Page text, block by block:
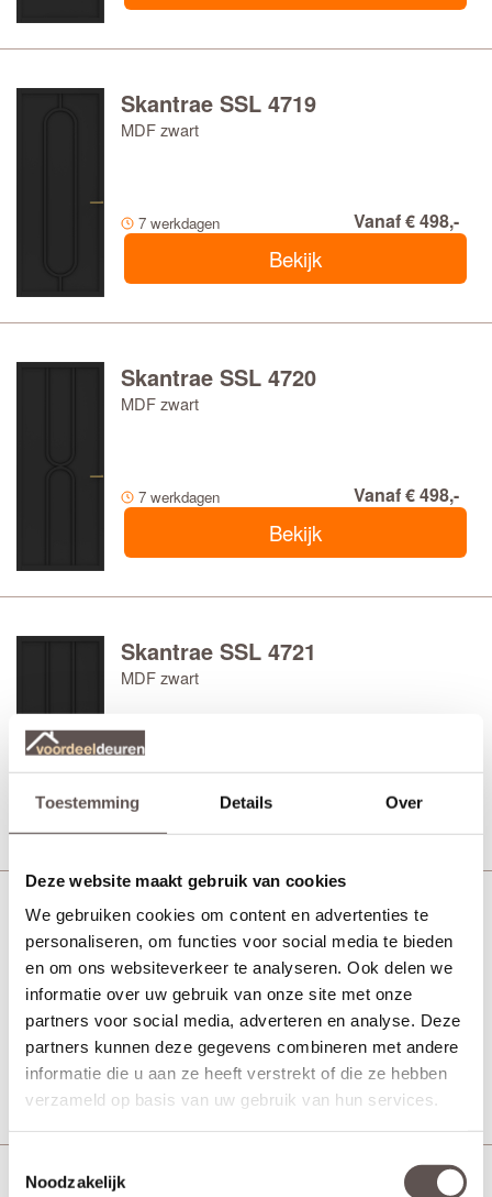
Toestemming Details Over
Deze website maakt gebruik van cookies
We gebruiken cookies om content en advertenties te
personaliseren, om functies voor social media te bieden
en om ons websiteverkeer te analyseren. Ook delen we
informatie over uw gebruik van onze site met onze
partners voor social media, adverteren en analyse. Deze
partners kunnen deze gegevens combineren met andere
informatie die u aan ze heeft verstrekt of die ze hebben
verzameld op basis van uw gebruik van hun services.
Noodzakelijk
Skantrae SSL 4719
MDF zwart
7 werkdagen Vanaf € 498,-
Bekijk
Skantrae SSL 4720
MDF zwart
7 werkdagen Vanaf € 498,-
Bekijk
Skantrae SSL 4721
MDF zwart
7 werkdagen Vanaf € 540,-
Bekijk
Skantrae SSL 4722
MDF zwart
7 werkdagen Vanaf € 540,-
Bekijk